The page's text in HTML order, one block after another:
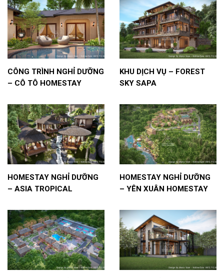
CÔNG TRÌNH NGHỈ DƯỠNG
– CÔ TÔ HOMESTAY
KHU DỊCH VỤ – FOREST
SKY SAPA
HOMESTAY NGHỈ DƯỠNG
– ASIA TROPICAL
HOMESTAY NGHỈ DƯỠNG
– YÊN XUÂN HOMESTAY